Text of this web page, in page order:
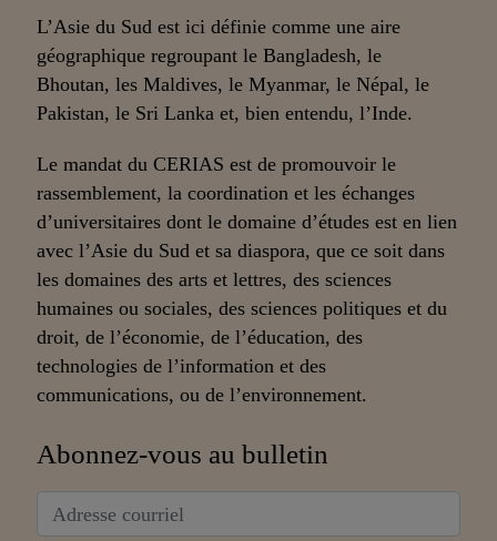
L’Asie du Sud est ici définie comme une aire
géographique regroupant le Bangladesh, le
Bhoutan, les Maldives, le Myanmar, le Népal, le
Pakistan, le Sri Lanka et, bien entendu, l’Inde.
Le mandat du CERIAS est de promouvoir le
rassemblement, la coordination et les échanges
d’universitaires dont le domaine d’études est en lien
avec l’Asie du Sud et sa diaspora, que ce soit dans
les domaines des arts et lettres, des sciences
humaines ou sociales, des sciences politiques et du
droit, de l’économie, de l’éducation, des
technologies de l’information et des
communications, ou de l’environnement.
Abonnez-vous au bulletin